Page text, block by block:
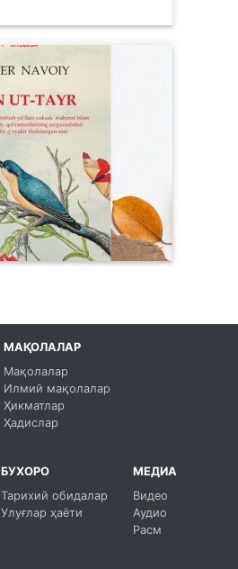
МАҚОЛАЛАР
Мақолалар
Илмий мақолалар
Ҳикматлар
Ҳадислар
БУХОРО
Тарихий обидалар
Улуғлар ҳаёти
МЕДИА
Видео
Аудио
Расм